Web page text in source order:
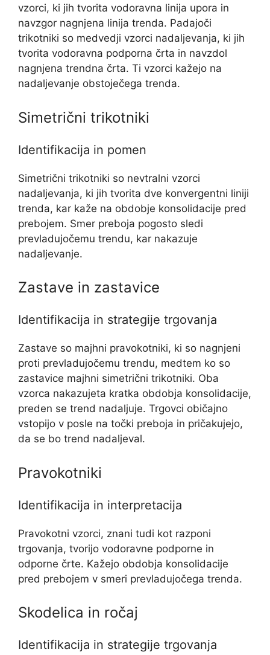
vzorci, ki jih tvorita vodoravna linija upora in
navzgor nagnjena linija trenda. Padajoči
trikotniki so medvedji vzorci nadaljevanja, ki jih
tvorita vodoravna podporna črta in navzdol
nagnjena trendna črta. Ti vzorci kažejo na
nadaljevanje obstoječega trenda.
Simetrični trikotniki
Identifikacija in pomen
Simetrični trikotniki so nevtralni vzorci
nadaljevanja, ki jih tvorita dve konvergentni liniji
trenda, kar kaže na obdobje konsolidacije pred
prebojem. Smer preboja pogosto sledi
prevladujočemu trendu, kar nakazuje
nadaljevanje.
Zastave in zastavice
Identifikacija in strategije trgovanja
Zastave so majhni pravokotniki, ki so nagnjeni
proti prevladujočemu trendu, medtem ko so
zastavice majhni simetrični trikotniki. Oba
vzorca nakazujeta kratka obdobja konsolidacije,
preden se trend nadaljuje. Trgovci običajno
vstopijo v posle na točki preboja in pričakujejo,
da se bo trend nadaljeval.
Pravokotniki
Identifikacija in interpretacija
Pravokotni vzorci, znani tudi kot razponi
trgovanja, tvorijo vodoravne podporne in
odporne črte. Kažejo obdobja konsolidacije
pred prebojem v smeri prevladujočega trenda.
Skodelica in ročaj
Identifikacija in strategije trgovanja